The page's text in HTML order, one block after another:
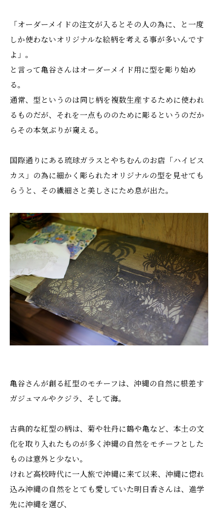
「オーダーメイドの注文が入るとその人の為に、と一度
しか使わないオリジナルな絵柄を考える事が多いんです
よ」。
と言って亀谷さんはオーダーメイド用に型を彫り始め
る。
通常、型というのは同じ柄を複数生産するために使われ
るものだが、それを一点もののために彫るというのだか
らその本気ぶりが窺える。
国際通りにある琉球ガラスとやちむんのお店「ハイビス
カス」の為に細かく彫られたオリジナルの型を見せても
らうと、その繊細さと美しさにため息が出た。
亀谷さんが創る紅型のモチーフは、沖縄の自然に根差す
ガジュマルやクジラ、そして海。
古典的な紅型の柄は、菊や牡丹に鶴や亀など、本土の文
化を取り入れたものが多く沖縄の自然をモチーフとした
ものは意外と少ない。
けれど高校時代に一人旅で沖縄に来て以来、沖縄に惚れ
込み沖縄の自然をとても愛していた明日香さんは、進学
先に沖縄を選び、